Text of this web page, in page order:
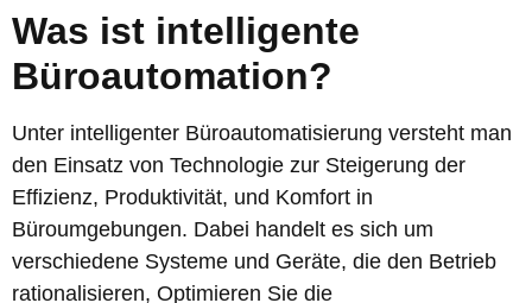
Was ist intelligente
Büroautomation?
Unter intelligenter Büroautomatisierung versteht man
den Einsatz von Technologie zur Steigerung der
Effizienz, Produktivität, und Komfort in
Büroumgebungen. Dabei handelt es sich um
verschiedene Systeme und Geräte, die den Betrieb
rationalisieren, Optimieren Sie die